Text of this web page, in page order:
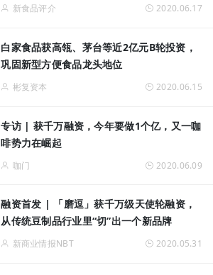
新食品评介 2020.06.17
白家食品获高瓴、茅台等近2亿元B轮投资，
巩固新型方便食品龙头地位
彬复资本 2020.06.15
专访 | 获千万融资，今年要做1个亿，又一咖
啡势力在崛起
咖门 2020.06.09
融资首发 | 「磨逗」获千万级天使轮融资，
从传统豆制品行业里“切”出一个新品牌
新商业情报NBT 2020.05.31